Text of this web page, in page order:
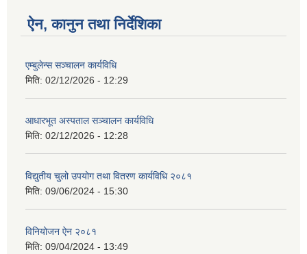
ऐन, कानुन तथा निर्देशिका
एम्बुलेन्स सञ्चालन कार्यविधि
मिति: 02/12/2026 - 12:29
आधारभूत अस्पताल सञ्चालन कार्यविधि
मिति: 02/12/2026 - 12:28
विद्युतीय चुलो उपयोग तथा वितरण कार्यविधि २०८१
मिति: 09/06/2024 - 15:30
विनियोजन ऐन २०८१
मिति: 09/04/2024 - 13:49